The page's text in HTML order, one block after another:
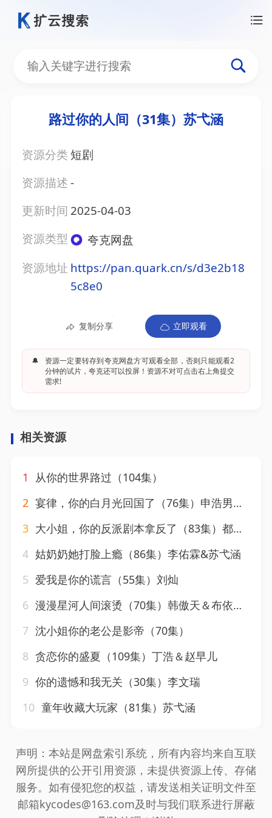
路过你的人间（31集）苏弋涵
资源分类 短剧
资源描述-
更新时间 2025-04-03
资源类型
夸克网盘
资源地址 https://pan.quark.cn/s/d3e2b18
5c8e0
复制分享 立即观看
🔔
资源一定要转存到夸克网盘方可观看全部，否则只能观看2
分钟的试片，夸克还可以投屏！资源不对可点击右上角提交
需求!
相关资源
1
从你的世界路过（104集）
2 宴律，你的白月光回国了（76集）申浩男＆余茵
3 大小姐，你的反派剧本拿反了（83集）都钊&马嘉苒
4 姑奶奶她打脸上瘾（86集）李佑霖&苏弋涵
5 爱我是你的谎言（55集）刘灿
6 漫漫星河人间滚烫（70集）韩傲天＆布依涵&别琳&王妍
7 沈小姐你的老公是影帝（70集）
8 贪恋你的盛夏（109集）丁浩＆赵早儿
9 你的遗憾和我无关（30集）李文瑞
10 童年收藏大玩家（81集）苏弋涵
声明：本站是网盘索引系统，所有内容均来自互联
网所提供的公开引用资源，未提供资源上传、存储
服务。如有侵犯您的权益，请发送相关证明文件至
邮箱kycodes@163.com及时与我们联系进行屏蔽